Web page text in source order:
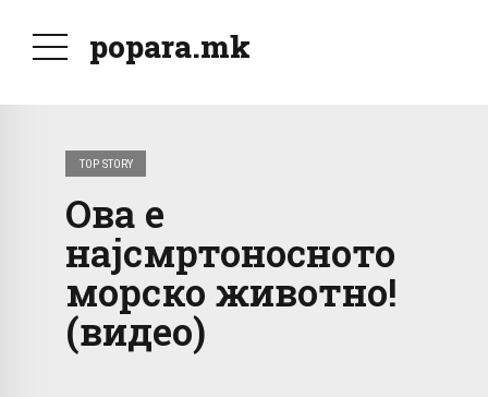
popara.mk
TOP STORY
Ова е
најсмртоносното
морско животно!
(видео)